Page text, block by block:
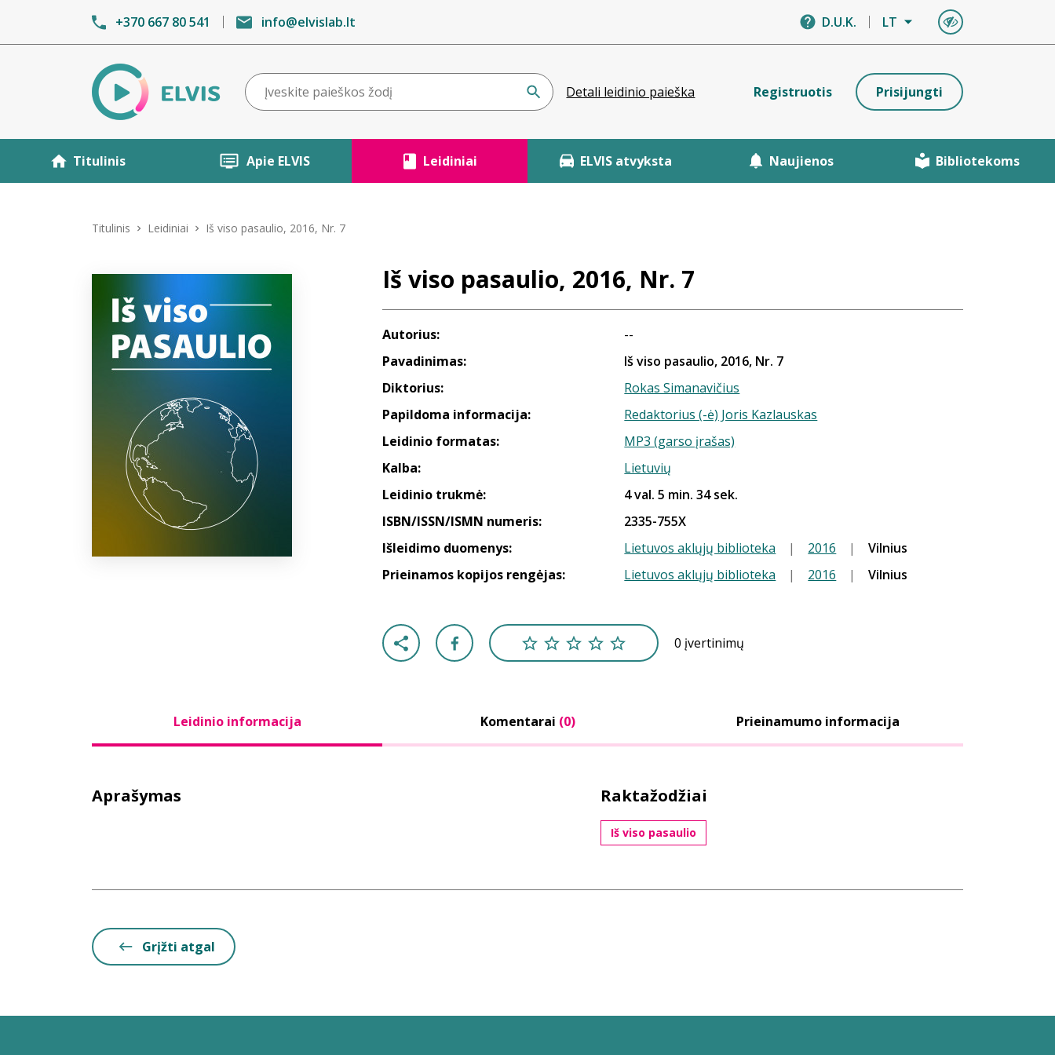
+370 667 80 541 info@elvislab.lt D.U.K. LT
Detali leidinio paieška Registruotis Prisijungti
Titulinis Apie ELVIS Leidiniai ELVIS atvyksta Naujienos Bibliotekoms
Titulinis Leidiniai Iš viso pasaulio, 2016, Nr. 7
Iš viso pasaulio, 2016, Nr. 7
Autorius:
--
Pavadinimas:
Iš viso pasaulio, 2016, Nr. 7
Diktorius:
Rokas Simanavičius
Papildoma informacija:
Redaktorius (-ė) Joris Kazlauskas
Leidinio formatas:
MP3 (garso įrašas)
Kalba:
Lietuvių
Leidinio trukmė:
4 val. 5 min. 34 sek.
ISBN/ISSN/ISMN numeris:
2335-755X
Išleidimo duomenys:
Lietuvos aklųjų biblioteka | 2016 |
Vilnius
Prieinamos kopijos rengėjas:
Lietuvos aklųjų biblioteka | 2016 | Vilnius
0 įvertinimų
Leidinio informacija Komentarai (0) Prieinamumo informacija
Aprašymas Raktažodžiai
Iš viso pasaulio
Grįžti atgal